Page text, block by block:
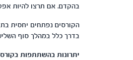
בהקדם. אם תרצו להיות
הקורסים נפתחים יחסית
בדרך כלל במהלך סוף
יתרונות בהשתתפות